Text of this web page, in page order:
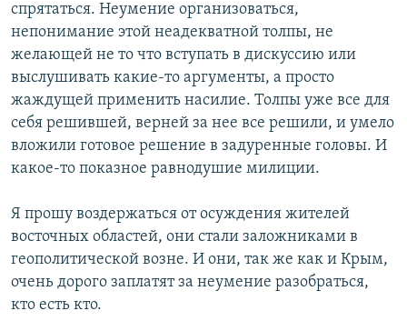
спрятаться. Неумение организоваться,
непонимание этой неадекватной толпы, не
желающей не то что вступать в дискуссию или
выслушивать какие-то аргументы, а просто
жаждущей применить насилие. Толпы уже все для
себя решившей, верней за нее все решили, и умело
вложили готовое решение в задуренные головы. И
какое-то показное равнодушие милиции.
Я прошу воздержаться от осуждения жителей
восточных областей, они стали заложниками в
геополитической возне. И они, так же как и Крым,
очень дорого заплатят за неумение разобраться,
кто есть кто.